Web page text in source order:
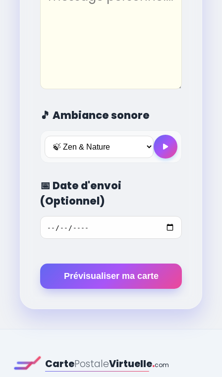
🎵 Ambiance sonore
📅 Date d'envoi
(Optionnel)
Prévisualiser ma carte
CartePostaleVirtuelle.com